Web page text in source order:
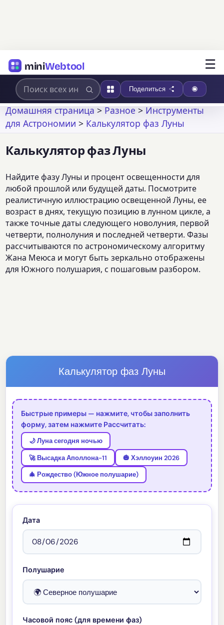
miniWebtool ☰
Поделиться
Домашняя страница>Разное>Инструменты
для Астрономии > Калькулятор фаз Луны
Калькулятор фаз Луны
Найдите фазу Луны и процент освещенности для
любой прошлой или будущей даты. Посмотрите
реалистичную иллюстрацию освещенной Луны, ее
возраст в днях, текущую позицию в лунном цикле, а
также точные даты следующего новолуния, первой
четверти, полнолуния и последней четверти. Фазы
рассчитываются по астрономическому алгоритму
Жана Меюса и могут быть зеркально отображены
для Южного полушария, с пошаговым разбором.
Калькулятор фаз Луны
Быстрые примеры — нажмите, чтобы заполнить
форму, затем нажмите Рассчитать:
🌙 Луна сегодня ночью
🚀 Высадка Аполлона-11
🎃 Хэллоуин 2026
🎄 Рождество (Южное полушарие)
Дата
Полушарие
Часовой пояс (для времени фаз)